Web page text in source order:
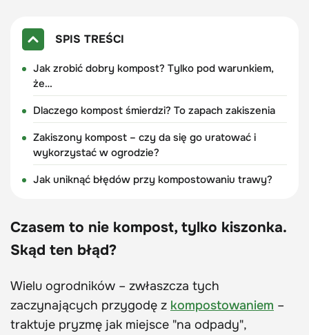
SPIS TREŚCI
Jak zrobić dobry kompost? Tylko pod warunkiem,
że…
Dlaczego kompost śmierdzi? To zapach zakiszenia
Zakiszony kompost – czy da się go uratować i
wykorzystać w ogrodzie?
Jak uniknąć błędów przy kompostowaniu trawy?
Czasem to nie kompost, tylko kiszonka.
Skąd ten błąd?
Wielu ogrodników – zwłaszcza tych
zaczynających przygodę z kompostowaniem –
traktuje pryzmę jak miejsce "na odpady",